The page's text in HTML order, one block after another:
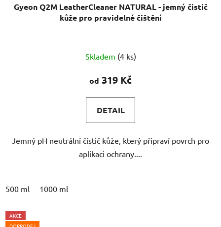
Gyeon Q2M LeatherCleaner NATURAL - jemný čistič
kůže pro pravidelné čištění
hodnocení
produktu
je
5,0
z
hvězdiček.
Skladem (4 ks)
od 319 Kč
DETAIL
Jemný pH neutrální čistič kůže, který připraví povrch pro
aplikaci ochrany....
500 ml 1000 ml
AKCE
DOPRODEJ